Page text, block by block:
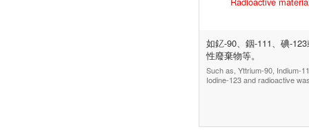
如釔-90、銦-111、碘-
性廢棄物等。
Such as, Yttrium-90, Indium-
Iodine-123 and radioactive